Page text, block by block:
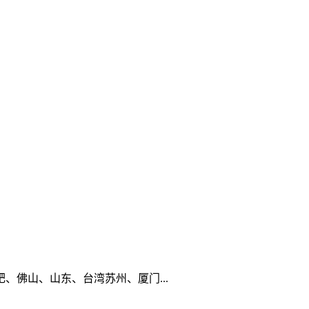
佛山、山东、台湾苏州、厦门...